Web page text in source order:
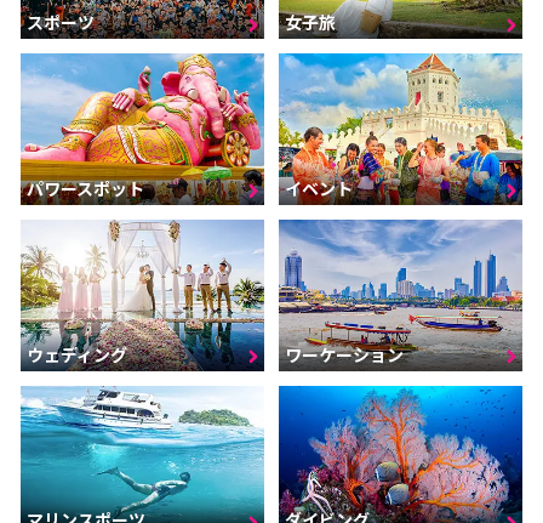
スポーツ 女子旅
パワースポット イベント
ウェディング ワーケーション